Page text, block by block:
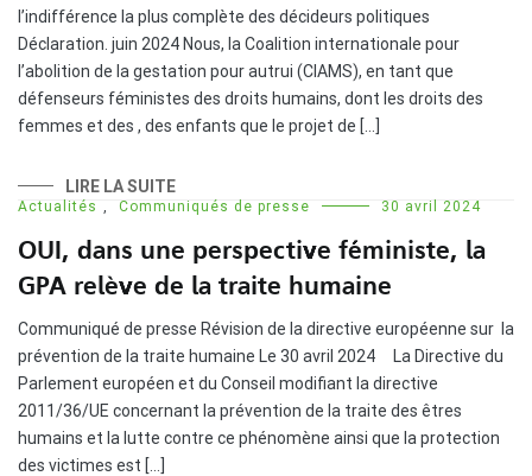
l’indifférence la plus complète des décideurs politiques
Déclaration. juin 2024 Nous, la Coalition internationale pour
l’abolition de la gestation pour autrui (CIAMS), en tant que
défenseurs féministes des droits humains, dont les droits des
femmes et des , des enfants que le projet de […]
LIRE LA SUITE
Actualités Communiqués de presse 30 avril 2024
OUI, dans une perspective féministe, la
GPA relève de la traite humaine
Communiqué de presse Révision de la directive européenne sur la
prévention de la traite humaine Le 30 avril 2024 La Directive du
Parlement européen et du Conseil modifiant la directive
2011/36/UE concernant la prévention de la traite des êtres
humains et la lutte contre ce phénomène ainsi que la protection
des victimes est […]